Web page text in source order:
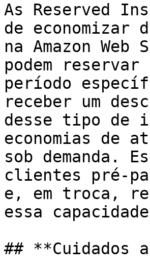
As Reserved
de economizar
na Amazon
podem reservar
período
receber um
desse tipo de
economias de
sob demanda.
clientes pré-
e, em troca,
essa
## **Cuidados